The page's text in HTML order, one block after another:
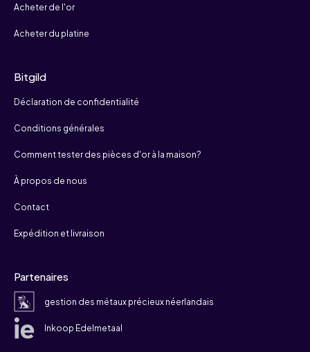
Acheter de l'or
Acheter du platine
Bitgild
Déclaration de confidentialité
Conditions générales
Comment tester des pièces d'or à la maison?
À propos de nous
Contact
Expédition et livraison
Partenaires
gestion des métaux précieux néerlandais
Inkoop Edelmetaal